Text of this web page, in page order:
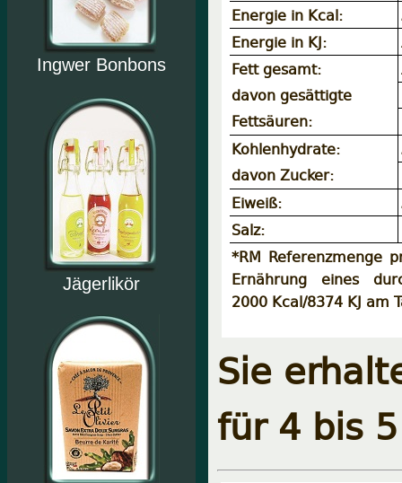
Ingwer Bonbons
Jägerlikör
Energie in Kcal:
Energie in KJ:
Fett gesamt:
davon gesättigte
Fettsäuren:
Kohlenhydrate:
davon Zucker:
Eiweiß:
Salz:
*RM Referenzmenge
Ernährung eines
2000 Kcal/8374 KJ am
Sie
für 4 bis